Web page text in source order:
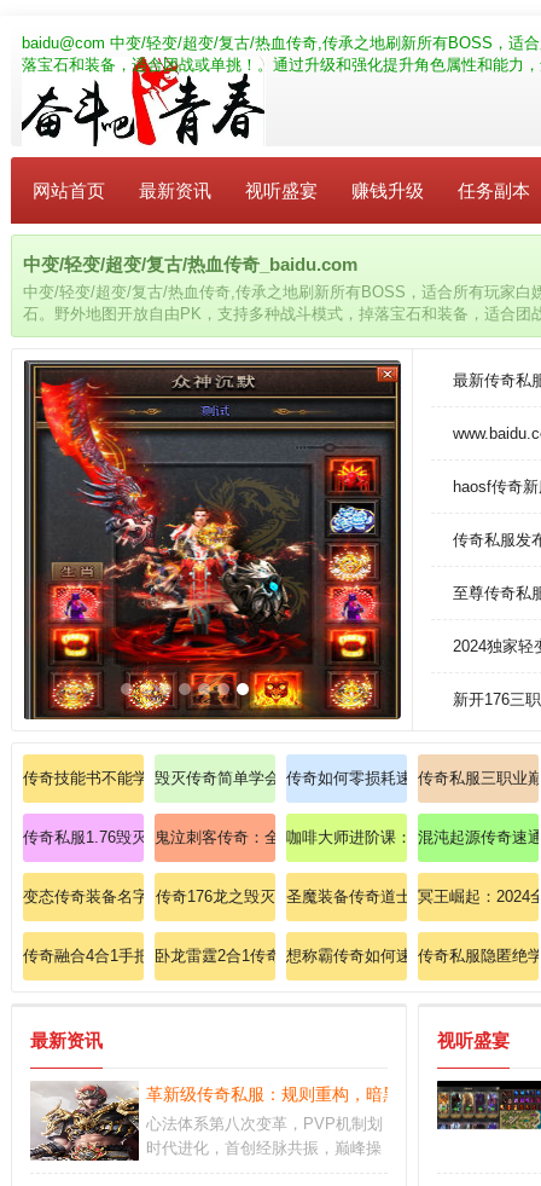
baidu@com 中变/轻变/超变/复古/热血传奇,传承之地刷新所有BOSS，适
落宝石和装备，适合团战或单挑！。通过升级和强化提升角色属性和能力
网站首页 最新资讯 视听盛宴 赚钱升级 任务副本
中变/轻变/超变/复古/热血传奇_baidu.com
中变/轻变/超变/复古/热血传奇,传承之地刷新所有BOSS，适合所有玩家白
石。野外地图开放自由PK，支持多种战斗模式，掉落宝石和装备，适合团
属性和能力，角色各具特色，可根据喜好和需求选择。
最新传奇私
haosf传奇
传奇私服发
至尊传奇私
2024独家轻
新开176三
传奇技能书不能学清除黑牙蜘蛛的技能！
毁灭传奇简单学会刺客魔法盾。传奇如何零损耗速刷魔龙殿的隐藏宝
传奇私服三职业
传奇私服1.76毁灭版本：毁灭降临，传奇重生
鬼泣刺客传奇：全面剖析影舞步与死亡标记的致命连携
咖啡大师进阶课：2025全球顶级庄
混沌起源传奇速
变态传奇装备名字 传奇176龙之毁灭 圣魔装备传奇道士如何提升召唤神兽
冥王崛起：2024
传奇融合4合1手把手教学刺客暗影步法速成班
卧龙雷霆2合1传奇私服：卧龙雷霆，传奇震撼登场！
想称霸传奇如何速成攻略法师英雄
传奇私服隐匿绝
最新资讯
革新级传奇私服：规则重构，暗黑屠龙现世！
心法体系第八次变革，PVP机制划
时代进化，首创经脉共振，巅峰操
视听盛宴